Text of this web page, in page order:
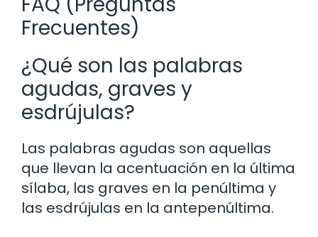
Frecuentes)
¿Qué son las palabras
agudas, graves y
esdrújulas?
Las palabras agudas son aquellas
que llevan la acentuación en la última
sílaba, las graves en la penúltima y
las esdrújulas en la antepenúltima.